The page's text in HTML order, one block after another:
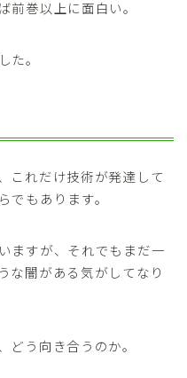
前巻以上に面白い。
た。
これだけ技術が発達して
でもあります。
ますが、それでもまだ一
な闇がある気がしてなり
どう向き合うのか。